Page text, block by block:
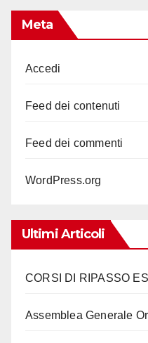
Meta
Accedi
Feed dei contenuti
Feed dei commenti
WordPress.org
Ultimi Articoli
CORSI DI RIPASSO
Assemblea Generale